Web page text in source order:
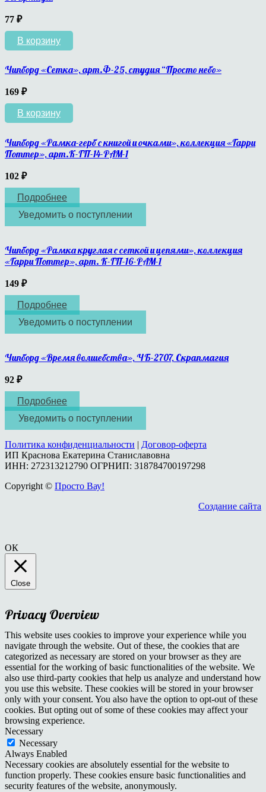
77 ₽
В корзину
Чипборд «Сетка», арт.Ф-25, студия “Просто небо»
169 ₽
В корзину
Чипборд «Рамка-герб с книгой и очками», коллекция «Гарри
Поттер», арт.К-ГП-14-РАМ-1
102 ₽
Подробнее
Уведомить о поступлении
Чипборд «Рамка круглая с сеткой и цепями», коллекция
«Гарри Поттер», арт. К-ГП-16-РАМ-1
149 ₽
Подробнее
Уведомить о поступлении
Чипборд «Время волшебства», ЧБ-2707, Скрапмагия
92 ₽
Подробнее
Уведомить о поступлении
Политика конфиденциальности | Договор-оферта
ИП Краснова Екатерина Станиславовна
ИНН: 272313212790 ОГРНИП: 318784700197298
Copyright © Просто Вау!
Создание сайта
ОК
Close
Privacy Overview
This website uses cookies to improve your experience while you
navigate through the website. Out of these, the cookies that are
categorized as necessary are stored on your browser as they are
essential for the working of basic functionalities of the website. We
also use third-party cookies that help us analyze and understand how
you use this website. These cookies will be stored in your browser
only with your consent. You also have the option to opt-out of these
cookies. But opting out of some of these cookies may affect your
browsing experience.
Necessary
Necessary
Always Enabled
Necessary cookies are absolutely essential for the website to
function properly. These cookies ensure basic functionalities and
security features of the website, anonymously.